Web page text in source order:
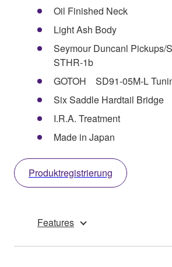
Oil Finished Neck
Light Ash Body
Seymour Duncanl Pickups/
STHR-1b
GOTOH SD91-05M-L
Six Saddle Hardtail Bridge
I.R.A. Treatment
Made in Japan
Produktregistrierung
Features